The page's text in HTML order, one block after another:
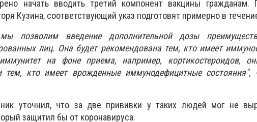
начать вводить третий компонент вакцины гражданам.
Кузина, соответствующий указ подготовят примерно в
позволим введение дополнительной дозы
лиц. Она будет рекомендована тем, кто имеет
на фоне приема, например, кортикостероидов,
тем, кто имеет врожденные иммунодефицитные состояния",
уточнил, что за две прививки у таких людей мог не
защитил бы от коронавируса.